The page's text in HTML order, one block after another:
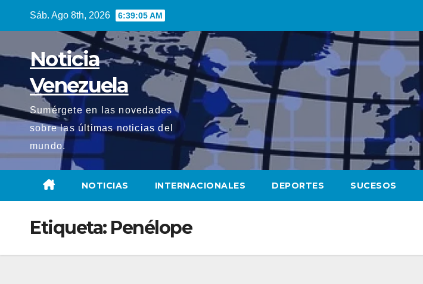
Sáb. Ago 8th, 2026 6:39:05 AM
Noticia
Venezuela
Sumérgete en las novedades
sobre las últimas noticias del
mundo.
NOTICIAS INTERNACIONALES DEPORTES SUCESOS
Etiqueta: Penélope